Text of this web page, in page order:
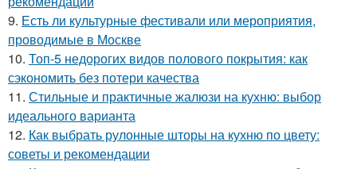
9. Есть ли культурные фестивали или мероприятия,
проводимые в Москве
10. Топ-5 недорогих видов полового покрытия: как
сэкономить без потери качества
11. Стильные и практичные жалюзи на кухню: выбор
идеального варианта
12. Как выбрать рулонные шторы на кухню по цвету:
советы и рекомендации